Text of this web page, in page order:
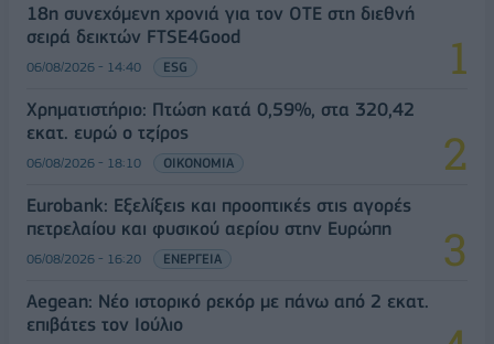
18η συνεχόμενη χρονιά για τον ΟΤΕ στη διεθνή
σειρά δεικτών FTSE4Good
06/08/2026 - 14:40 ESG
Χρηματιστήριο: Πτώση κατά 0,59%, στα 320,42
εκατ. ευρώ ο τζίρος
06/08/2026 - 18:10 ΟΙΚΟΝΟΜΙΑ
Eurobank: Εξελίξεις και προοπτικές στις αγορές
πετρελαίου και φυσικού αερίου στην Ευρώπη
06/08/2026 - 16:20 ΕΝΕΡΓΕΙΑ
Aegean: Νέο ιστορικό ρεκόρ με πάνω από 2 εκατ.
επιβάτες τον Ιούλιο